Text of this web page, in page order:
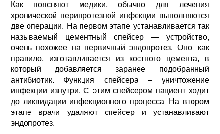
Как поясняют медики, обычно для лечения
хронической перипротезной инфекции выполняются
две операции. На первом этапе устанавливается так
называемый цементный спейсер — устройство,
очень похожее на первичный эндопротез. Оно, как
правило, изготавливается из костного цемента, в
который добавляется заранее подобранный
антибиотик. Функция спейсера – уничтожение
инфекции изнутри. С этим спейсером пациент ходит
до ликвидации инфекционного процесса. На втором
этапе врачи удаляют спейсер и устанавливают
эндопротез.